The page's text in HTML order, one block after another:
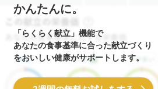
かんたんに。
「らくらく献立」機能で
あなたの食事基準に合った献立づくり
をおいしい健康がサポートします。